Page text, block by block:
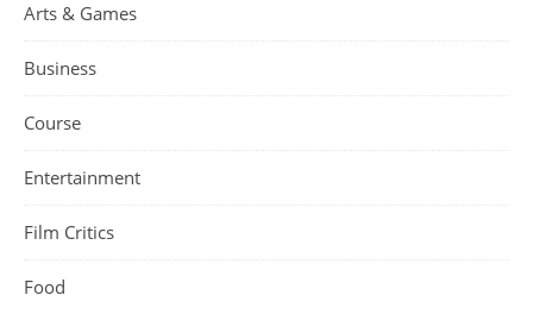
Arts & Games
Business
Course
Entertainment
Film Critics
Food